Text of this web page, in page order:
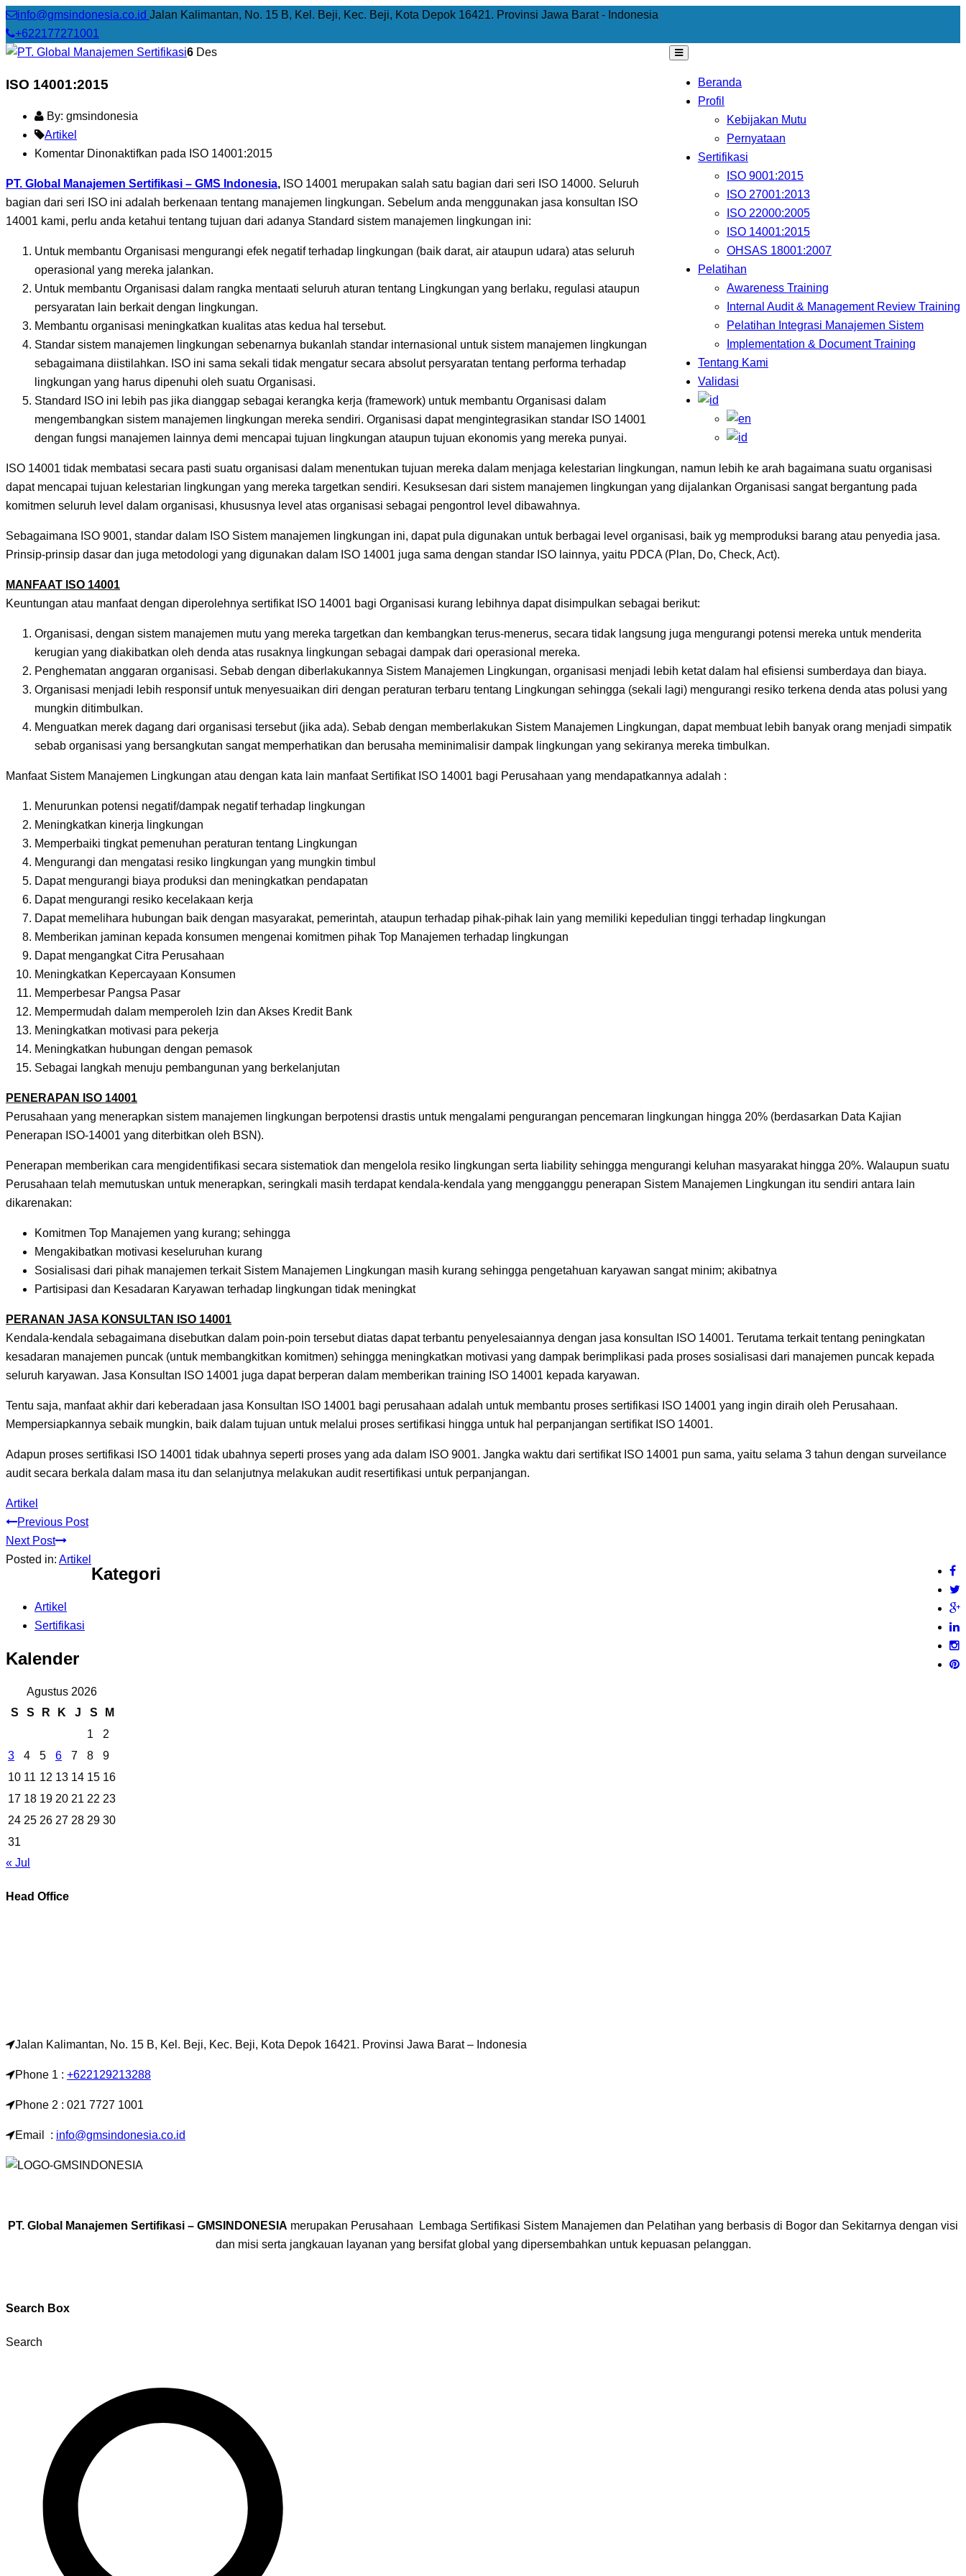
info@gmsindonesia.co.id Jalan Kalimantan, No. 15 B, Kel. Beji, Kec. Beji, Kota Depok 16421. Provinsi Jawa Barat - Indonesia
+622177271001
Beranda
Profil
Kebijakan Mutu
Pernyataan
Sertifikasi
ISO 9001:2015
ISO 27001:2013
ISO 22000:2005
ISO 14001:2015
OHSAS 18001:2007
Pelatihan
Awareness Training
Internal Audit & Management Review Training
Pelatihan Integrasi Manajemen Sistem
Implementation & Document Training
Tentang Kami
Validasi
6 Des
ISO 14001:2015
By: gmsindonesia
Artikel
Komentar Dinonaktifkan pada ISO 14001:2015
PT. Global Manajemen Sertifikasi – GMS Indonesia, ISO 14001 merupakan salah satu bagian dari seri ISO 14000. Seluruh
bagian dari seri ISO ini adalah berkenaan tentang manajemen lingkungan. Sebelum anda menggunakan jasa konsultan ISO
14001 kami, perlu anda ketahui tentang tujuan dari adanya Standard sistem manajemen lingkungan ini:
Untuk membantu Organisasi mengurangi efek negatif terhadap lingkungan (baik darat, air ataupun udara) atas seluruh
operasional yang mereka jalankan.
Untuk membantu Organisasi dalam rangka mentaati seluruh aturan tentang Lingkungan yang berlaku, regulasi ataupun
persyaratan lain berkait dengan lingkungan.
Membantu organisasi meningkatkan kualitas atas kedua hal tersebut.
Standar sistem manajemen lingkungan sebenarnya bukanlah standar internasional untuk sistem manajemen lingkungan
sebagaimana diistilahkan. ISO ini sama sekali tidak mengatur secara absolut persyaratan tentang performa terhadap
lingkungan yang harus dipenuhi oleh suatu Organisasi.
Standard ISO ini lebih pas jika dianggap sebagai kerangka kerja (framework) untuk membantu Organisasi dalam
mengembangkan sistem manajemen lingkungan mereka sendiri. Organisasi dapat mengintegrasikan standar ISO 14001
dengan fungsi manajemen lainnya demi mencapai tujuan lingkungan ataupun tujuan ekonomis yang mereka punyai.
ISO 14001 tidak membatasi secara pasti suatu organisasi dalam menentukan tujuan mereka dalam menjaga kelestarian lingkungan, namun lebih ke arah bagaimana suatu organisasi
dapat mencapai tujuan kelestarian lingkungan yang mereka targetkan sendiri. Kesuksesan dari sistem manajemen lingkungan yang dijalankan Organisasi sangat bergantung pada
komitmen seluruh level dalam organisasi, khususnya level atas organisasi sebagai pengontrol level dibawahnya.
Sebagaimana ISO 9001, standar dalam ISO Sistem manajemen lingkungan ini, dapat pula digunakan untuk berbagai level organisasi, baik yg memproduksi barang atau penyedia jasa.
Prinsip-prinsip dasar dan juga metodologi yang digunakan dalam ISO 14001 juga sama dengan standar ISO lainnya, yaitu PDCA (Plan, Do, Check, Act).
MANFAAT ISO 14001
Keuntungan atau manfaat dengan diperolehnya sertifikat ISO 14001 bagi Organisasi kurang lebihnya dapat disimpulkan sebagai berikut:
Organisasi, dengan sistem manajemen mutu yang mereka targetkan dan kembangkan terus-menerus, secara tidak langsung juga mengurangi potensi mereka untuk menderita
kerugian yang diakibatkan oleh denda atas rusaknya lingkungan sebagai dampak dari operasional mereka.
Penghematan anggaran organisasi. Sebab dengan diberlakukannya Sistem Manajemen Lingkungan, organisasi menjadi lebih ketat dalam hal efisiensi sumberdaya dan biaya.
Organisasi menjadi lebih responsif untuk menyesuaikan diri dengan peraturan terbaru tentang Lingkungan sehingga (sekali lagi) mengurangi resiko terkena denda atas polusi yang
mungkin ditimbulkan.
Menguatkan merek dagang dari organisasi tersebut (jika ada). Sebab dengan memberlakukan Sistem Manajemen Lingkungan, dapat membuat lebih banyak orang menjadi simpatik
sebab organisasi yang bersangkutan sangat memperhatikan dan berusaha meminimalisir dampak lingkungan yang sekiranya mereka timbulkan.
Manfaat Sistem Manajemen Lingkungan atau dengan kata lain manfaat Sertifikat ISO 14001 bagi Perusahaan yang mendapatkannya adalah :
Menurunkan potensi negatif/dampak negatif terhadap lingkungan
Meningkatkan kinerja lingkungan
Memperbaiki tingkat pemenuhan peraturan tentang Lingkungan
Mengurangi dan mengatasi resiko lingkungan yang mungkin timbul
Dapat mengurangi biaya produksi dan meningkatkan pendapatan
Dapat mengurangi resiko kecelakaan kerja
Dapat memelihara hubungan baik dengan masyarakat, pemerintah, ataupun terhadap pihak-pihak lain yang memiliki kepedulian tinggi terhadap lingkungan
Memberikan jaminan kepada konsumen mengenai komitmen pihak Top Manajemen terhadap lingkungan
Dapat mengangkat Citra Perusahaan
Meningkatkan Kepercayaan Konsumen
Memperbesar Pangsa Pasar
Mempermudah dalam memperoleh Izin dan Akses Kredit Bank
Meningkatkan motivasi para pekerja
Meningkatkan hubungan dengan pemasok
Sebagai langkah menuju pembangunan yang berkelanjutan
PENERAPAN ISO 14001
Perusahaan yang menerapkan sistem manajemen lingkungan berpotensi drastis untuk mengalami pengurangan pencemaran lingkungan hingga 20% (berdasarkan Data Kajian
Penerapan ISO-14001 yang diterbitkan oleh BSN).
Penerapan memberikan cara mengidentifikasi secara sistematiok dan mengelola resiko lingkungan serta liability sehingga mengurangi keluhan masyarakat hingga 20%. Walaupun suatu
Perusahaan telah memutuskan untuk menerapkan, seringkali masih terdapat kendala-kendala yang mengganggu penerapan Sistem Manajemen Lingkungan itu sendiri antara lain
dikarenakan:
Komitmen Top Manajemen yang kurang; sehingga
Mengakibatkan motivasi keseluruhan kurang
Sosialisasi dari pihak manajemen terkait Sistem Manajemen Lingkungan masih kurang sehingga pengetahuan karyawan sangat minim; akibatnya
Partisipasi dan Kesadaran Karyawan terhadap lingkungan tidak meningkat
PERANAN JASA KONSULTAN ISO 14001
Kendala-kendala sebagaimana disebutkan dalam poin-poin tersebut diatas dapat terbantu penyelesaiannya dengan jasa konsultan ISO 14001. Terutama terkait tentang peningkatan
kesadaran manajemen puncak (untuk membangkitkan komitmen) sehingga meningkatkan motivasi yang dampak berimplikasi pada proses sosialisasi dari manajemen puncak kepada
seluruh karyawan. Jasa Konsultan ISO 14001 juga dapat berperan dalam memberikan training ISO 14001 kepada karyawan.
Tentu saja, manfaat akhir dari keberadaan jasa Konsultan ISO 14001 bagi perusahaan adalah untuk membantu proses sertifikasi ISO 14001 yang ingin diraih oleh Perusahaan.
Mempersiapkannya sebaik mungkin, baik dalam tujuan untuk melalui proses sertifikasi hingga untuk hal perpanjangan sertifikat ISO 14001.
Adapun proses sertifikasi ISO 14001 tidak ubahnya seperti proses yang ada dalam ISO 9001. Jangka waktu dari sertifikat ISO 14001 pun sama, yaitu selama 3 tahun dengan surveilance
audit secara berkala dalam masa itu dan selanjutnya melakukan audit resertifikasi untuk perpanjangan.
Artikel
Previous Post
Next Post
Posted in: Artikel
Kategori
Artikel
Sertifikasi
Kalender
Agustus 2026
S
S R K J S
M
1
2
3
4 5 6 7 8
9
10 11 12 13 14 15 16
17 18 19 20 21 22 23
24 25 26 27 28 29 30
31
« Jul
Head Office
Jalan Kalimantan, No. 15 B, Kel. Beji, Kec. Beji, Kota Depok 16421. Provinsi Jawa Barat – Indonesia
Phone 1 : +622129213288
Phone 2 : 021 7727 1001
Email : info@gmsindonesia.co.id
PT. Global Manajemen Sertifikasi – GMSINDONESIA merupakan Perusahaan Lembaga Sertifikasi Sistem Manajemen dan Pelatihan yang berbasis di Bogor dan Sekitarnya dengan visi
dan misi serta jangkauan layanan yang bersifat global yang dipersembahkan untuk kepuasan pelanggan.
Search Box
Search